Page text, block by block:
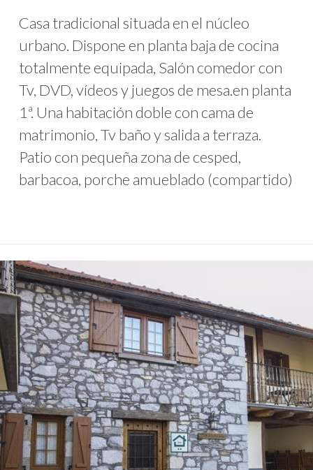
Casa tradicional situada en el núcleo
urbano. Dispone en planta baja de cocina
totalmente equipada, Salón comedor con
Tv, DVD, vídeos y juegos de mesa.en planta
1ª. Una habitación doble con cama de
matrimonio, Tv baño y salida a terraza.
Patio con pequeña zona de cesped,
barbacoa, porche amueblado (compartido)